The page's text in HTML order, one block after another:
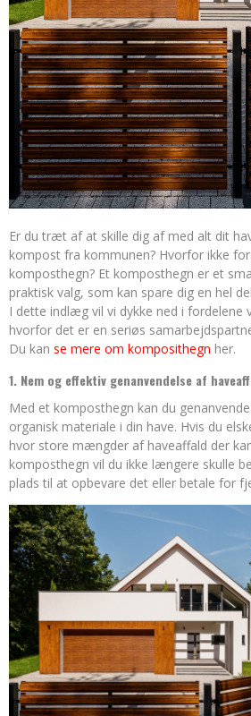
Er du træt af at skille dig af med alt dit
kompost fra kommunen? Hvorfor ikke
komposthegn? Et komposthegn er et
praktisk valg, som kan spare dig en hel
I dette indlæg vil vi dykke ned i fordelene
hvorfor det er en seriøs
Du kan se mere om komposithegn her.
1. Nem og effektiv genanvendelse af
Med et komposthegn kan du
organisk materiale i din have. Hvis du
hvor store mængder af haveaffald der
komposthegn vil du ikke længere skulle
plads til at opbevare det eller betale for